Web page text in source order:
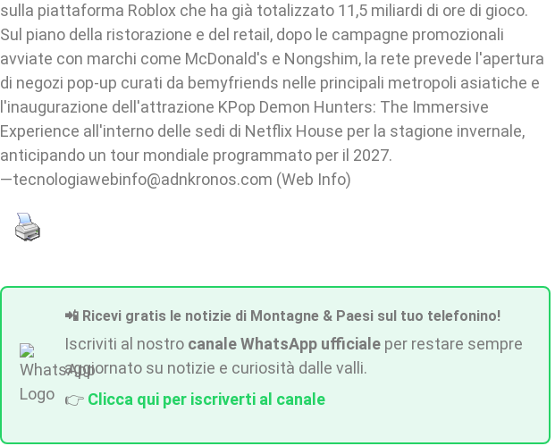
sulla piattaforma Roblox che ha già totalizzato 11,5 miliardi di ore di gioco.
Sul piano della ristorazione e del retail, dopo le campagne promozionali
avviate con marchi come McDonald's e Nongshim, la rete prevede l'apertura
di negozi pop-up curati da bemyfriends nelle principali metropoli asiatiche e
l'inaugurazione dell'attrazione KPop Demon Hunters: The Immersive
Experience all'interno delle sedi di Netflix House per la stagione invernale,
anticipando un tour mondiale programmato per il 2027.
—tecnologiawebinfo@adnkronos.com (Web Info)
📲 Ricevi gratis le notizie di Montagne & Paesi sul tuo telefonino!
Iscriviti al nostro canale WhatsApp ufficiale per restare sempre
aggiornato su notizie e curiosità dalle valli.
👉 Clicca qui per iscriverti al canale